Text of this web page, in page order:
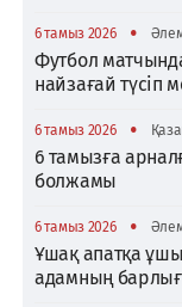
6 тамыз 2026 •
Футбол
найзағай түсіп
6 тамыз 2026 •
6 тамызға
болжамы
6 тамыз 2026 •
Ұшақ апатқа
адамның